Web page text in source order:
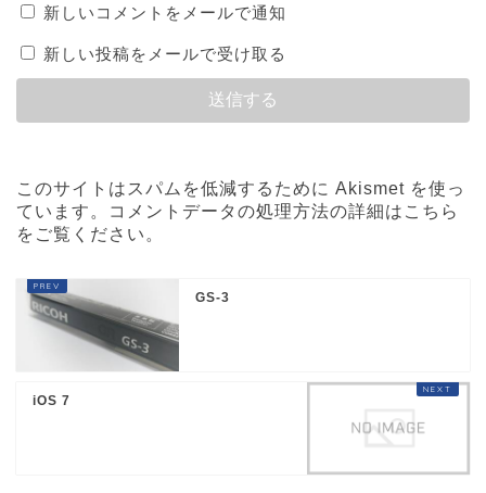
新しいコメントをメールで通知
新しい投稿をメールで受け取る
このサイトはスパムを低減するために Akismet を使っ
ています。
コメントデータの処理方法の詳細はこちら
をご覧ください 。
GS-3
iOS 7